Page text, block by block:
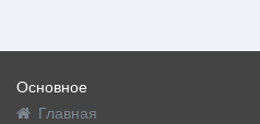
Основное
Главная